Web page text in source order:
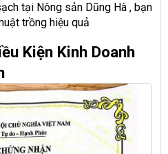
tại Nông sản Dũng Hà , bạn
trồng hiệu quả
Kiện Kinh Doanh